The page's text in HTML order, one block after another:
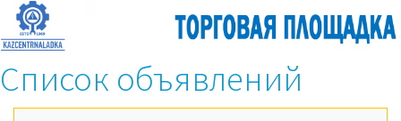
Список объявлений